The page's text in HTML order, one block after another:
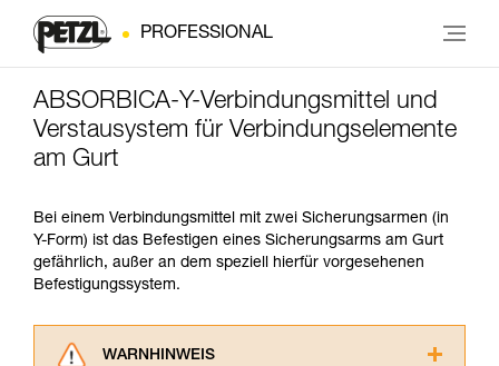
PROFESSIONAL
ABSORBICA-Y-Verbindungsmittel und
Verstausystem für Verbindungselemente
am Gurt
Bei einem Verbindungsmittel mit zwei Sicherungsarmen (in
Y-Form) ist das Befestigen eines Sicherungsarms am Gurt
gefährlich, außer an dem speziell hierfür vorgesehenen
Befestigungssystem.
WARNHINWEIS